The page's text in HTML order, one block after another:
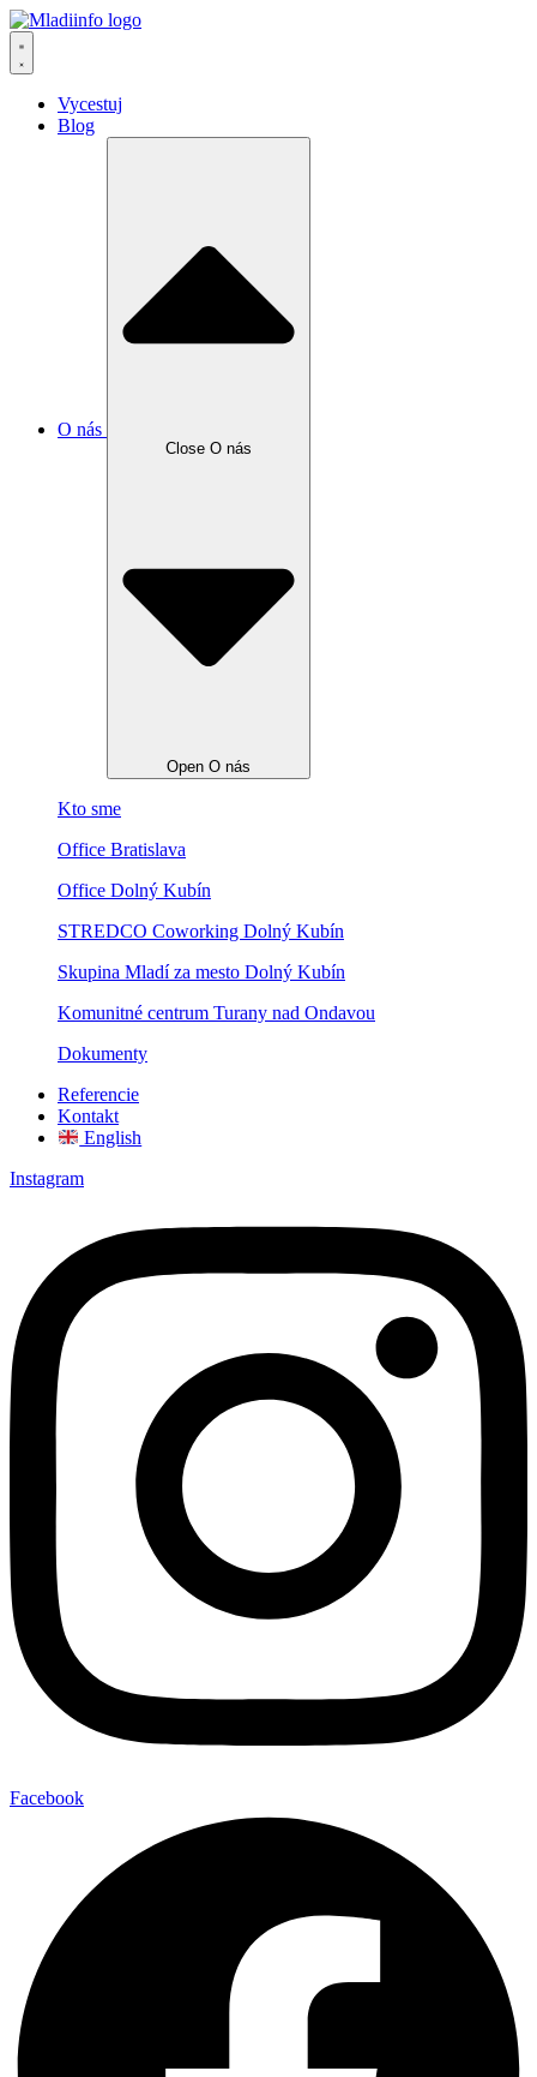
Vycestuj
Blog
O nás
Close O nás
Open O nás
Kto sme
Office Bratislava
Office Dolný Kubín
STREDCO Coworking Dolný Kubín
Skupina Mladí za mesto Dolný Kubín
Komunitné centrum Turany nad Ondavou
Dokumenty
Referencie
Kontakt
English
Instagram
Facebook